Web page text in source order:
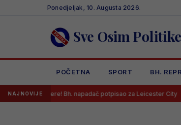
Ponedjeljak, 10. Augusta 2026.
Sve Osim Politike
POČETNA SPORT BH.
NAJNOVIJE
Bh. napadač potpisao za Leicester City Sudija